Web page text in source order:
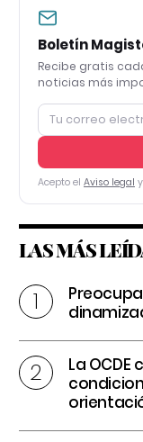
Boletín
Recibe gratis
noticias más
Acepto el Aviso legal
LAS MÁS
La